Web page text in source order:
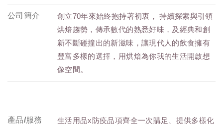
公司簡介
創立70年來始終抱持著初衷， 持續探索與引領
烘焙趨勢，傳承數代的熟悉好味，及經典和創
新不斷碰撞出的新滋味，讓現代人的飲食擁有
豐富多樣的選擇，用烘焙為你我的生活開啟想
像空間。
產品/服務
生活用品x防疫品項齊全一次購足、提供多樣化